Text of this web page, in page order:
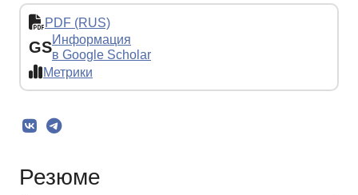
PDF (RUS)
GSИнформация
в Google Scholar
Метрики
Резюме